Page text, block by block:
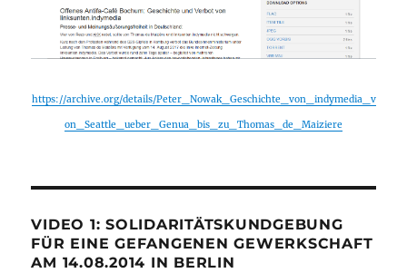
https://archive.org/details/Peter_Nowak_Geschichte_von_indymedia_v
on_Seattle_ueber_Genua_bis_zu_Thomas_de_Maiziere
VIDEO 1: SOLIDARITÄTSKUNDGEBUNG
FÜR EINE GEFANGENEN GEWERKSCHAFT
AM 14.08.2014 IN BERLIN